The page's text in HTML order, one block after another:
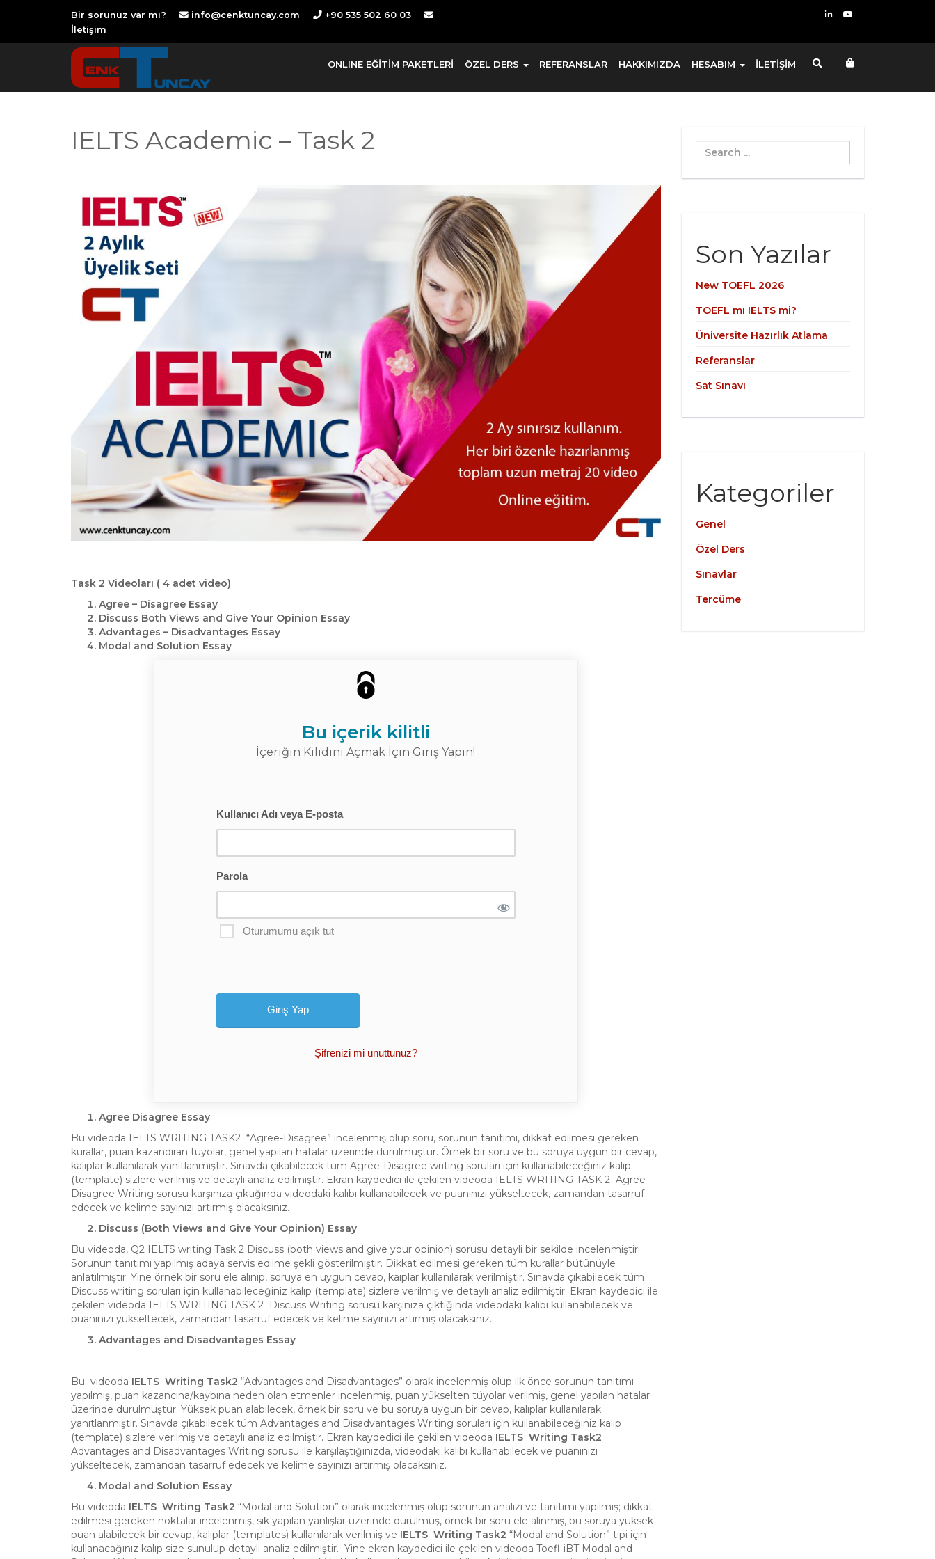
Bir sorunuz var mı? info@cenktuncay.com
+90 535 502 60 03
İletişim
ONLINE EĞİTİM PAKETLERİ ÖZEL DERS REFERANSLAR HAKKIMIZDA HESABIM İLETİŞİM
IELTS Academic – Task 2
Task 2 Videoları ( 4 adet video)
Agree – Disagree Essay
Discuss Both Views and Give Your Opinion Essay
Advantages – Disadvantages Essay
Modal and Solution Essay
Bu içerik kilitli
İçeriğin Kilidini Açmak İçin Giriş Yapın!
Kullanıcı Adı veya E-posta
Parola
Oturumumu açık tut
Şifrenizi mi unuttunuz?
Agree Disagree Essay
Bu videoda IELTS WRITING TASK2 “Agree-Disagree” incelenmiş olup soru, sorunun tanıtımı, dikkat edilmesi gereken
kurallar, puan kazandıran tüyolar, genel yapılan hatalar üzerinde durulmuştur. Örnek bir soru ve bu soruya uygun bir cevap,
kalıplar kullanılarak yanıtlanmıştır. Sınavda çıkabilecek tüm Agree-Disagree writing soruları için kullanabileceğiniz kalıp
(template) sizlere verilmiş ve detaylı analiz edilmiştir. Ekran kaydedici ile çekilen videoda IELTS WRITING TASK 2 Agree-
Disagree Writing sorusu karşınıza çıktığında videodaki kalıbı kullanabilecek ve puanınızı yükseltecek, zamandan tasarruf
edecek ve kelime sayınızı artırmış olacaksınız.
Discuss (Both Views and Give Your Opinion) Essay
Bu videoda, Q2 IELTS writing Task 2 Discuss (both views and give your opinion) sorusu detayli bir sekilde incelenmiştir.
Sorunun tanıtımı yapılmış adaya servis edilme şekli gösterilmiştir. Dikkat edilmesi gereken tüm kurallar bütünüyle
anlatılmıştır. Yine örnek bir soru ele alınıp, soruya en uygun cevap, kaıplar kullanılarak verilmiştir. Sınavda çıkabilecek tüm
Discuss writing soruları için kullanabileceğiniz kalıp (template) sizlere verilmiş ve detaylı analiz edilmiştir. Ekran kaydedici ile
çekilen videoda IELTS WRITING TASK 2 Discuss Writing sorusu karşınıza çıktığında videodaki kalıbı kullanabilecek ve
puanınızı yükseltecek, zamandan tasarruf edecek ve kelime sayınızı artırmış olacaksınız.
Advantages and Disadvantages Essay
Bu videoda IELTS Writing Task2 “Advantages and Disadvantages” olarak incelenmiş olup ilk önce sorunun tanıtımı
yapılmış, puan kazancına/kaybına neden olan etmenler incelenmiş, puan yükselten tüyolar verilmiş, genel yapılan hatalar
üzerinde durulmuştur. Yüksek puan alabilecek, örnek bir soru ve bu soruya uygun bir cevap, kalıplar kullanılarak
yanıtlanmıştır. Sınavda çıkabilecek tüm Advantages and Disadvantages Writing soruları için kullanabileceğiniz kalıp
(template) sizlere verilmiş ve detaylı analiz edilmiştir. Ekran kaydedici ile çekilen videoda IELTS Writing Task2
Advantages and Disadvantages Writing sorusu ile karşılaştığınızda, videodaki kalıbı kullanabilecek ve puanınızı
yükseltecek, zamandan tasarruf edecek ve kelime sayınızı artırmış olacaksınız.
Modal and Solution Essay
Bu videoda IELTS Writing Task2 “Modal and Solution” olarak incelenmiş olup sorunun analizi ve tanıtımı yapılmış; dikkat
edilmesi gereken noktalar incelenmiş, sık yapılan yanlışlar üzerinde durulmuş, örnek bir soru ele alınmış, bu soruya yüksek
puan alabilecek bir cevap, kalıplar (templates) kullanılarak verilmiş ve IELTS Writing Task2 “Modal and Solution” tipi için
kullanacağınız kalıp size sunulup detaylı analiz edilmiştir. Yine ekran kaydedici ile çekilen videoda Toefl-iBT Modal and
Search
...
Son Yazılar
New TOEFL 2026
TOEFL mı IELTS mi?
Üniversite Hazırlık Atlama
Referanslar
Sat Sınavı
Kategoriler
Genel
Özel Ders
Sınavlar
Tercüme